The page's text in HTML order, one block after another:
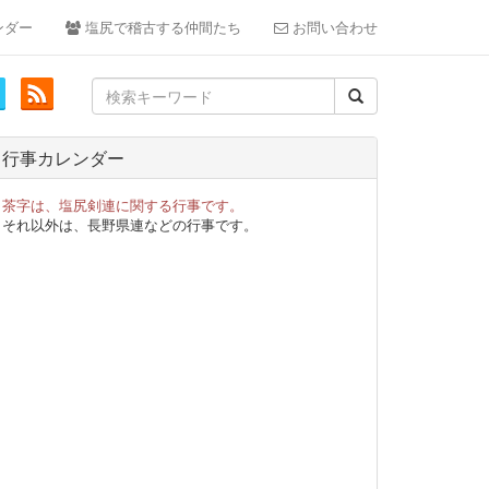
ー 塩尻で稽古する仲間たち お問い合わせ
Search
for:
行事カレンダー
茶字は、塩尻剣連に関する行事です。
それ以外は、長野県連などの行事です。